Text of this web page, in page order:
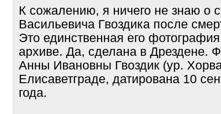
/
q
]
К сожалению, я ничего не знаю о
Васильевича Гвоздика после
Это единственная его
архиве. Да, сделана в Дрездене.
Анны Ивановны Гвоздик (ур.
Елисаветграде, датирована 10
года.